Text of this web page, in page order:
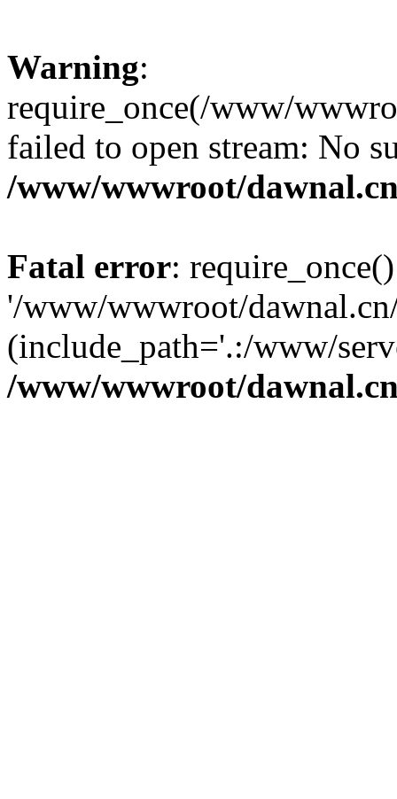
Warning:
require_once(/www/
failed to open stream: No
/www/wwwroot/
Fatal error:
'/www/wwwroot/
(include_path='.:/www/
/www/wwwroot/